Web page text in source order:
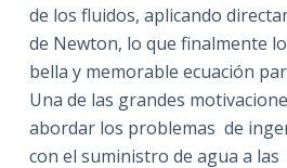
de los fluidos, aplicando
de Newton, lo que finalmente
bella y memorable ecuación
Una de las grandes
abordar los problemas de
con el suministro de agua a las